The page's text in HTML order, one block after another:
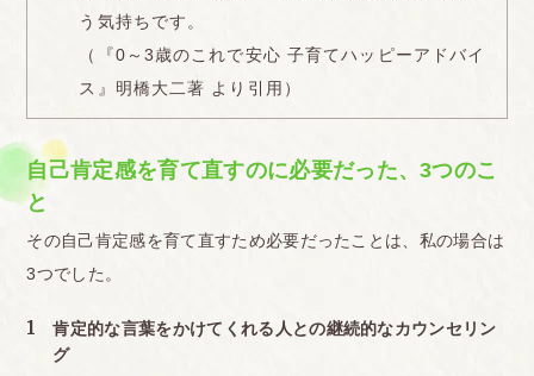
う気持ちです。
（『0～3歳のこれで安心 子育てハッピーアドバイ
ス』明橋大二著 より引用）
自己肯定感を育て直すのに必要だった、3つのこ
と
その自己肯定感を育て直すため必要だったことは、私の場合は
3つでした。
肯定的な言葉をかけてくれる人との継続的なカウンセリン
グ